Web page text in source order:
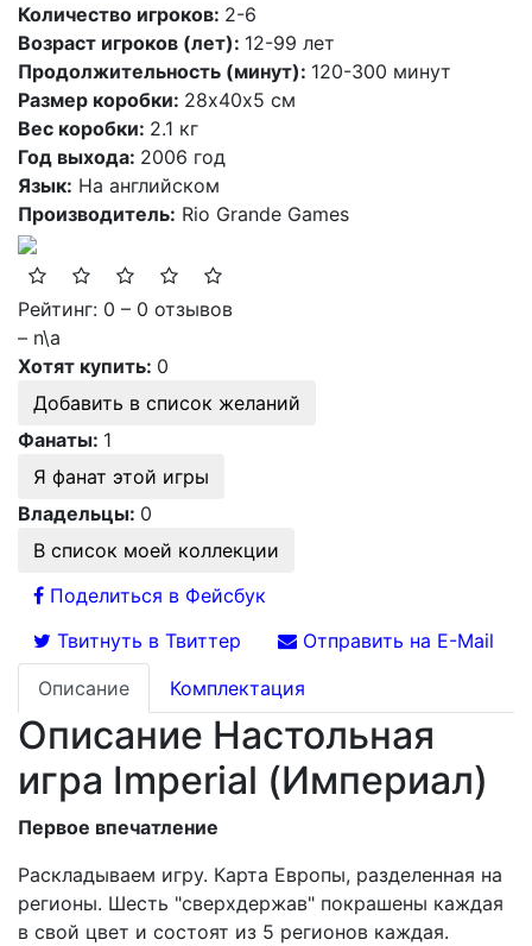
Количество игроков: 2-6
Возраст игроков (лет): 12-99 лет
Продолжительность (минут): 120-300 минут
Размер коробки: 28х40х5 см
Вес коробки: 2.1 кг
Год выхода: 2006 год
Язык: На английском
Производитель: Rio Grande Games
Рейтинг: 0 – 0 отзывов
– n\a
Хотят купить: 0
Добавить в список желаний
Фанаты: 1
Я фанат этой игры
Владельцы: 0
В список моей коллекции
Поделиться в Фейсбук
Твитнуть в Твиттер
Отправить на E-Mail
Описание
Комплектация
Описание Настольная
игра Imperial (Империал)
Первое впечатление
Раскладываем игру. Карта Европы, разделенная на
регионы. Шесть "сверхдержав" покрашены каждая
в свой цвет и состоят из 5 регионов каждая.